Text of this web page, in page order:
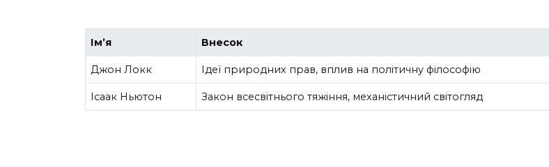
Ім’я Внесок
Джон Локк Ідеї природних прав, вплив на політичну філософію
Ісаак Ньютон Закон всесвітнього тяжіння, механістичний світогляд